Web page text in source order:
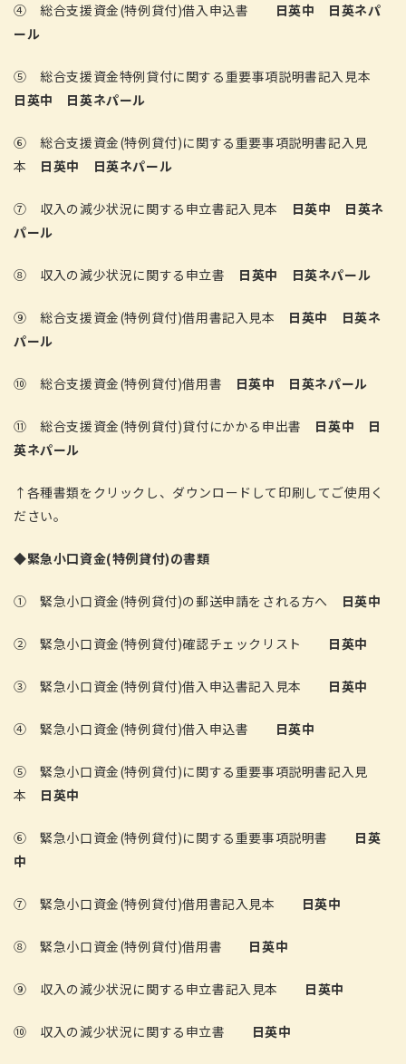
④ 総合支援資金(特例貸付)借入申込書 日英中
日英ネパ
ール
⑤ 総合支援資金特例貸付に関する重要事項説明書記入見本
日英中
日英ネパール
⑥ 総合支援資金(特例貸付)に関する重要事項説明書記入見
本 日英中 日英ネパール
⑦ 収入の減少状況に関する申立書記入見本 日英中
日英ネ
パール
⑧ 収入の減少状況に関する申立書 日英中 日英ネパール
⑨ 総合支援資金(特例貸付)借用書記入見本 日英中
日英ネ
パール
⑩ 総合支援資金(特例貸付)借用書 日英中 日英ネパール
⑪ 総合支援資金(特例貸付)貸付にかかる申出書 日英中
日
英ネパール
↑各種書類をクリックし、ダウンロードして印刷してご使用く
ださい。
◆緊急小口資金(特例貸付)の書類
① 緊急小口資金(特例貸付)の郵送申請をされる方へ 日英中
② 緊急小口資金(特例貸付)確認チェックリスト 日英中
③ 緊急小口資金(特例貸付)借入申込書記入見本 日英中
④ 緊急小口資金(特例貸付)借入申込書 日英中
⑤ 緊急小口資金(特例貸付)に関する重要事項説明書記入見
本 日英中
⑥ 緊急小口資金(特例貸付)に関する重要事項説明書 日英
中
⑦ 緊急小口資金(特例貸付)借用書記入見本 日英中
⑧ 緊急小口資金(特例貸付)借用書 日英中
⑨ 収入の減少状況に関する申立書記入見本 日英中
⑩ 収入の減少状況に関する申立書 日英中